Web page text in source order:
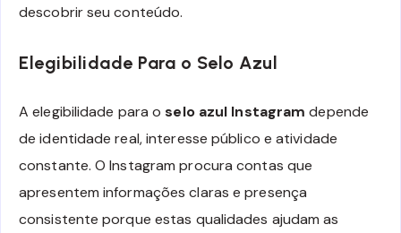
descobrir seu conteúdo.
Elegibilidade Para o Selo Azul
A elegibilidade para oselo azul Instagram depende
de identidade real, interesse público e atividade
constante. O Instagram procura contas que
apresentem informações claras e presença
consistente porque estas qualidades ajudam as